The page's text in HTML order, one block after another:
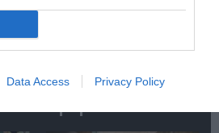
Data Access Privacy Policy
το Culturenow.gr